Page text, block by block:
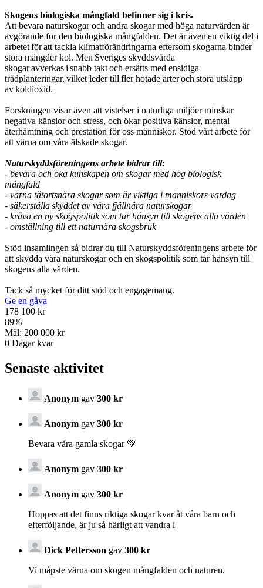
Skogens biologiska mångfald befinner sig i kris.
Att bevara naturskogar och andra skogar med höga naturvärden är
avgörande för den biologiska mångfalden. Det är även en viktig del i
arbetet för att tackla klimatförändringarna eftersom skogarna binder
stora mängder kol. Men Sveriges skyddsvärda
skogar avverkas i snabb takt och ersätts med ensidiga
trädplanteringar, vilket leder till fler hotade arter och stora utsläpp
av koldioxid.
Forskningen visar även att vistelser i naturliga miljöer minskar
negativa känslor och stress, och ökar positiva känslor, mental
återhämtning och prestation för oss människor. Stöd vårt arbete för
att värna om våra älskade skogar.
Naturskyddsföreningens arbete bidrar till:
- bevara och öka kunskapen om skogar med hög biologisk
mångfald
- värna tätortsnära skogar som är viktiga i människors vardag
- säkerställa skyddet av våra fjällnära naturskogar
- kräva en ny skogspolitik som tar hänsyn till skogens alla värden
- omställning till ett naturnära skogsbruk
Stöd insamlingen så bidrar du till Naturskyddsföreningens arbete för
att skydda våra naturskogar och en skogspolitik som tar hänsyn till
skogens alla värden.
Tack så mycket för ditt stöd och engagemang.
Ge en gåva
178 100 kr
89%
Mål: 200 000 kr
0 Dagar kvar
Senaste aktivitet
Anonym gav 300 kr
Anonym gav 300 kr
Bevara våra gamla skogar 💚
Anonym gav 300 kr
Anonym gav 300 kr
Hoppas att det finns riktiga skogar kvar åt våra barn och
efterföljande, är ju så härligt att vandra i
Dick Pettersson gav 300 kr
Vi måpste värna om skogen mångfalden och naturen.